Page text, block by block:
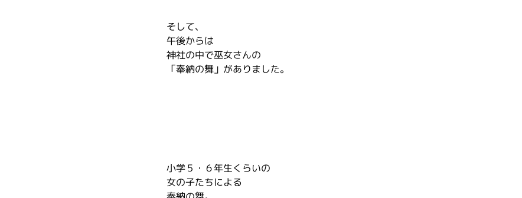
そして、
午後からは
神社の中で巫女さんの
「奉納の舞」がありました。
小学５・６年生くらいの
女の子たちによる